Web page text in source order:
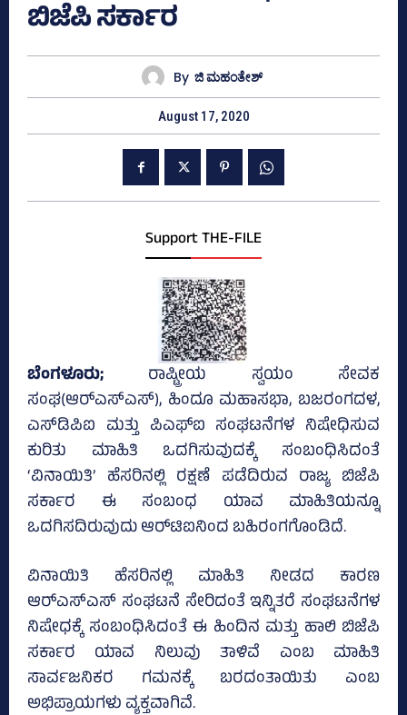
ಬಿಜೆಪಿ ಸರ್ಕಾರ
By ಜಿ ಮಹಂತೇಶ್
August 17, 2020
Support THE-FILE
ಬೆಂಗಳೂರು; ರಾಷ್ಟ್ರೀಯ ಸ್ವಯಂ ಸೇವಕ
ಸಂಘ(ಆರ್‌ಎಸ್‌ಎಸ್‌), ಹಿಂದೂ ಮಹಾಸಭಾ, ಬಜರಂಗದಳ,
ಎಸ್‌ಡಿಪಿಐ ಮತ್ತು ಪಿಎಫ್‌ಐ ಸಂಘಟನೆಗಳ ನಿಷೇಧಿಸುವ
ಕುರಿತು ಮಾಹಿತಿ ಒದಗಿಸುವುದಕ್ಕೆ ಸಂಬಂಧಿಸಿದಂತೆ
‘ವಿನಾಯಿತಿ’ ಹೆಸರಿನಲ್ಲಿ ರಕ್ಷಣೆ ಪಡೆದಿರುವ ರಾಜ್ಯ ಬಿಜೆಪಿ
ಸರ್ಕಾರ ಈ ಸಂಬಂಧ ಯಾವ ಮಾಹಿತಿಯನ್ನೂ
ಒದಗಿಸದಿರುವುದು ಆರ್‌ಟಿಐನಿಂದ ಬಹಿರಂಗಗೊಂಡಿದೆ.
ವಿನಾಯಿತಿ ಹೆಸರಿನಲ್ಲಿ ಮಾಹಿತಿ ನೀಡದ ಕಾರಣ
ಆರ್‌ಎಸ್‌ಎಸ್‌ ಸಂಘಟನೆ ಸೇರಿದಂತೆ ಇನ್ನಿತರೆ ಸಂಘಟನೆಗಳ
ನಿಷೇಧಕ್ಕೆ ಸಂಬಂಧಿಸಿದಂತೆ ಈ ಹಿಂದಿನ ಮತ್ತು ಹಾಲಿ ಬಿಜೆಪಿ
ಸರ್ಕಾರ ಯಾವ ನಿಲುವು ತಾಳಿವೆ ಎಂಬ ಮಾಹಿತಿ
ಸಾರ್ವಜನಿಕರ ಗಮನಕ್ಕೆ ಬರದಂತಾಯಿತು ಎಂಬ
ಅಭಿಪ್ರಾಯಗಳು ವ್ಯಕ್ತವಾಗಿವೆ.